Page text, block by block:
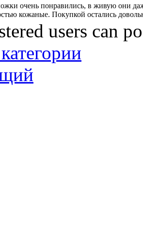
очень понравились, в живую они
кожаные. Покупкой остались
users can